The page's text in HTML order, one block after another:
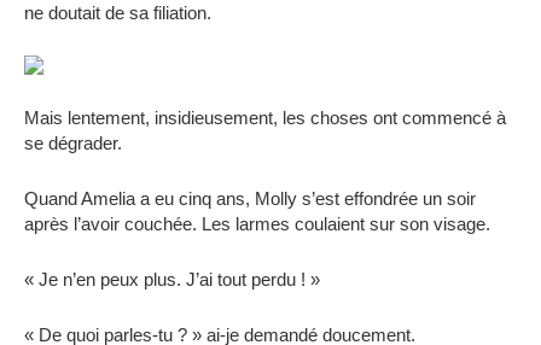
ne doutait de sa filiation.
Mais lentement, insidieusement, les choses ont commencé à
se dégrader.
Quand Amelia a eu cinq ans, Molly s’est effondrée un soir
après l’avoir couchée. Les larmes coulaient sur son visage.
« Je n’en peux plus. J’ai tout perdu ! »
« De quoi parles-tu ? » ai-je demandé doucement.